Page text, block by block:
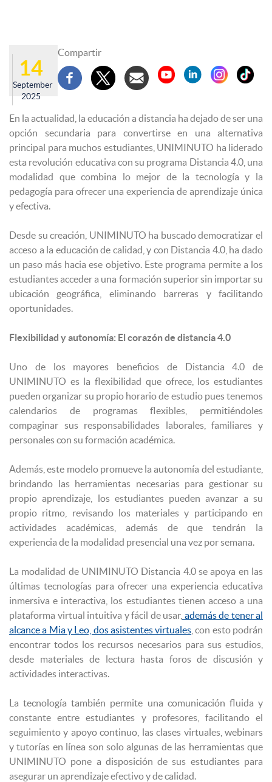
14
September
2025
Compartir
En la actualidad, la educación a distancia ha dejado de ser una
opción secundaria para convertirse en una alternativa
principal para muchos estudiantes, UNIMINUTO ha liderado
esta revolución educativa con su programa Distancia 4.0, una
modalidad que combina lo mejor de la tecnología y la
pedagogía para ofrecer una experiencia de aprendizaje única
y efectiva.
Desde su creación, UNIMINUTO ha buscado democratizar el
acceso a la educación de calidad, y con Distancia 4.0, ha dado
un paso más hacia ese objetivo. Este programa permite a los
estudiantes acceder a una formación superior sin importar su
ubicación geográfica, eliminando barreras y facilitando
oportunidades.
Flexibilidad y autonomía: El corazón de distancia 4.0
Uno de los mayores beneficios de Distancia 4.0 de
UNIMINUTO es la flexibilidad que ofrece, los estudiantes
pueden organizar su propio horario de estudio pues tenemos
calendarios de programas flexibles, permitiéndoles
compaginar sus responsabilidades laborales, familiares y
personales con su formación académica.
Además, este modelo promueve la autonomía del estudiante,
brindando las herramientas necesarias para gestionar su
propio aprendizaje, los estudiantes pueden avanzar a su
propio ritmo, revisando los materiales y participando en
actividades académicas, además de que tendrán la
experiencia de la modalidad presencial una vez por semana.
La modalidad de UNIMINUTO Distancia 4.0 se apoya en las
últimas tecnologías para ofrecer una experiencia educativa
inmersiva e interactiva, los estudiantes tienen acceso a una
plataforma virtual intuitiva y fácil de usar, además de tener al
alcance a Mia y Leo, dos asistentes virtuales , con esto podrán
encontrar todos los recursos necesarios para sus estudios,
desde materiales de lectura hasta foros de discusión y
actividades interactivas.
La tecnología también permite una comunicación fluida y
constante entre estudiantes y profesores, facilitando el
seguimiento y apoyo continuo, las clases virtuales, webinars
y tutorías en línea son solo algunas de las herramientas que
UNIMINUTO pone a disposición de sus estudiantes para
asegurar un aprendizaje efectivo y de calidad.